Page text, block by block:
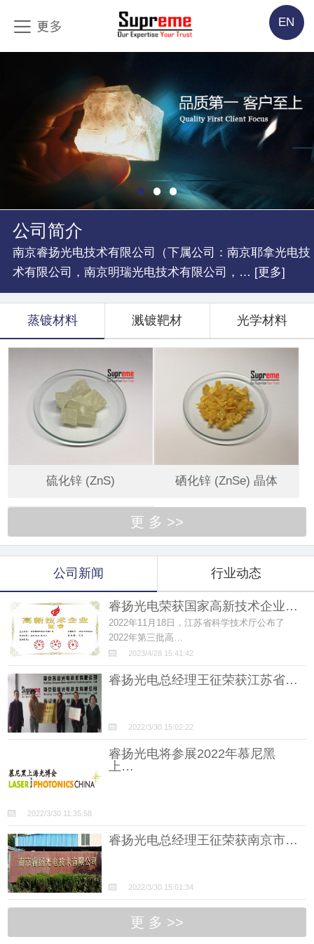
EN
公司简介
南京睿扬光电技术有限公司（下属公司：南京耶拿光电技
术有限公司，南京明瑞光电技术有限公司，… [更多]
蒸镀材料 溅镀靶材 光学材料
硫化锌 (ZnS) 硒化锌 (ZnSe) 晶体
更 多 >>
公司新闻 行业动态
睿扬光电荣获国家高新技术企业…
2022年11月18日，江苏省科学技术厅公布了
2022年第三批高…
2023/4/28 15:41:42
睿扬光电总经理王征荣获江苏省…
2022/3/30 15:02:22
睿扬光电将参展2022年慕尼黑
上…
2022/3/30 11:35:58
睿扬光电总经理王征荣获南京市…
2022/3/30 15:01:34
更 多 >>